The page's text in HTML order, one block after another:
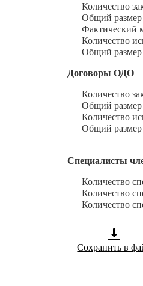
Количество
Общий размер
Фактический
Количество
Общий размер
Договоры ОДО
Количество
Общий размер
Количество
Общий размер
Специалисты
Количество
Количество
Количество
Сохранить в